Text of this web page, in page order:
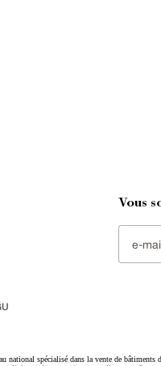
Vous
national spécialisé dans la vente de bâtiments